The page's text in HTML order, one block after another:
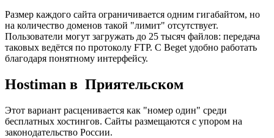
Размер каждого сайта ограничивается одним гигабайтом, но
на количество доменов такой "лимит" отсутствует.
Пользователи могут загружать до 25 тысяч файлов: передача
таковых ведётся по протоколу FTP. С Beget удобно работать
благодаря понятному интерфейсу.
Hostiman в Приятельском
Этот вариант расценивается как "номер один" среди
бесплатных хостингов. Сайты размещаются с упором на
законодательство России.